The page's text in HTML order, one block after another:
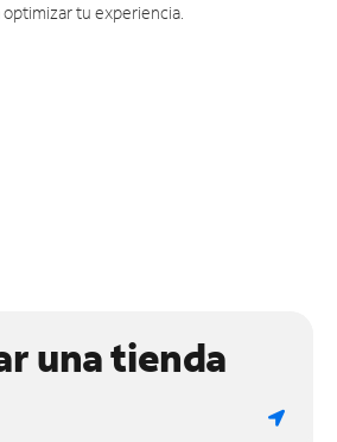
tu experiencia.
una tienda